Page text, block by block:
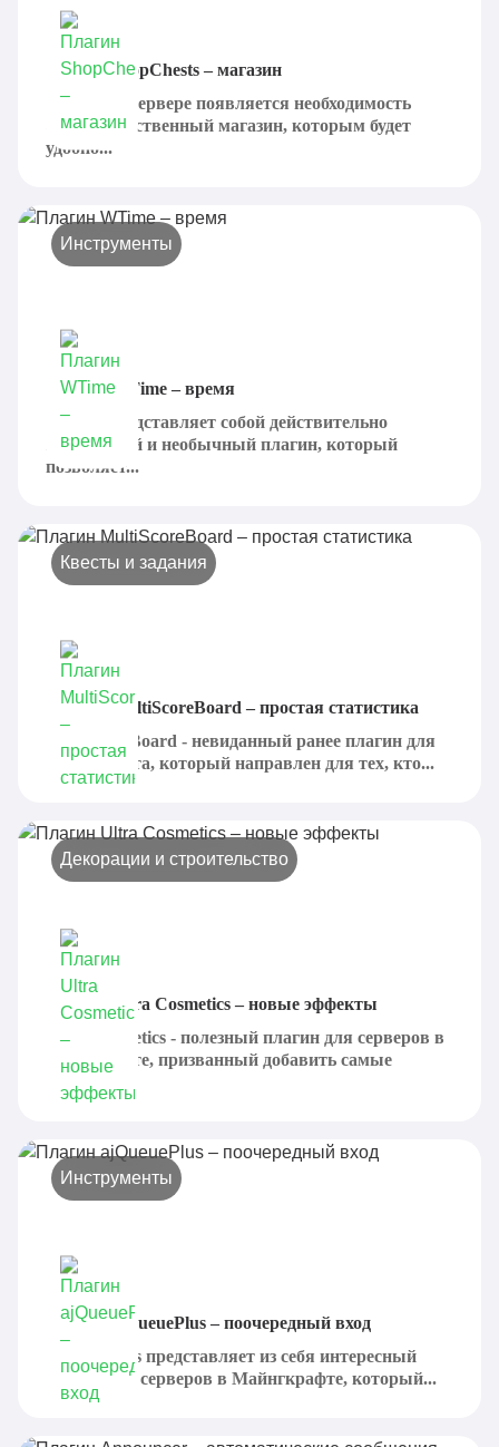
Плагин ShopChests – магазин
Иногда на сервере появляется необходимость
создать собственный магазин, которым будет
удобно...
Инструменты
Плагин WTime – время
WTime представляет собой действительно
интересный и необычный плагин, который
позволяет...
Квесты и задания
Плагин MultiScoreBoard – простая статистика
MultiScoreBoard - невиданный ранее плагин для
Майнкрафта, который направлен для тех, кто...
Декорации и строительство
Плагин Ultra Cosmetics – новые эффекты
Ultra Cosmetics - полезный плагин для серверов в
Майнкрафте, призванный добавить самые
разные...
Инструменты
Плагин ajQueuePlus – поочередный вход
ajQueuePlus представляет из себя интересный
плагин для серверов в Майнгкрафте, который...